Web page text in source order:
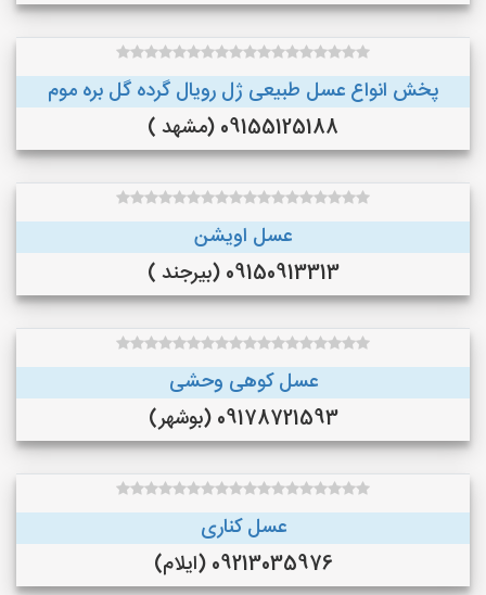
پخش انواع عسل طبیعی ژل رویال گرده گل بره موم
09155125188 (مشهد )
عسل اویشن
09150913313 (بیرجند )
عسل کوهی وحشی
09178721593 (بوشهر)
عسل کناری
09213035976 (ایلام)